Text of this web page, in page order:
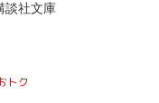
談社文庫
トク